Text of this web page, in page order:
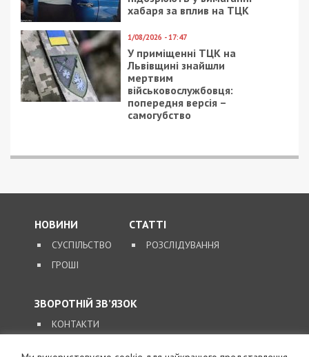
Facebook
Telegram
Twitter
WhatsApp
ViberEmail
Категории:Суспільство| Метки:
обстріл
Рекламні блоки дають нам змогу